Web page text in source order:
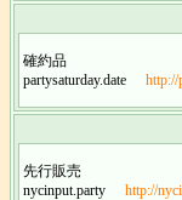
確約品
partysaturday.date
http://
先行販売
nycinput.party
http://